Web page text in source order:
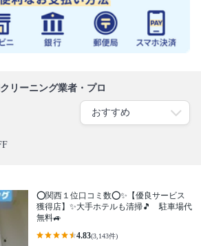
リーニング業者・プロ
⭕関西１位口コミ数⭕✨【優良サービス
獲得店】✨大手ホテルも清掃🎵 駐車場代
無料🚙
4.83(3,143件)